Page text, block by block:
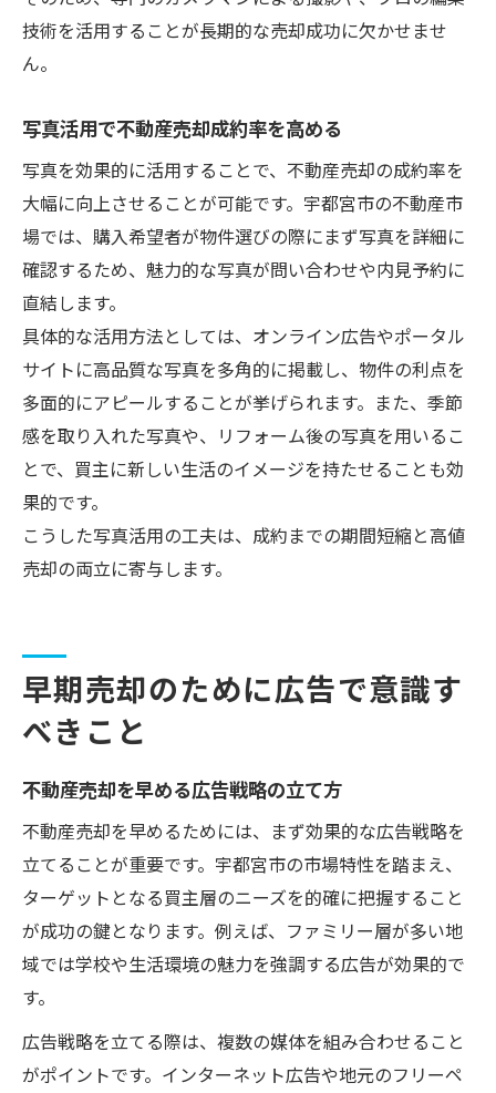
技術を活用することが長期的な売却成功に欠かせませ
ん。
写真活用で不動産売却成約率を高める
写真を効果的に活用することで、不動産売却の成約率を
大幅に向上させることが可能です。宇都宮市の不動産市
場では、購入希望者が物件選びの際にまず写真を詳細に
確認するため、魅力的な写真が問い合わせや内見予約に
直結します。
具体的な活用方法としては、オンライン広告やポータル
サイトに高品質な写真を多角的に掲載し、物件の利点を
多面的にアピールすることが挙げられます。また、季節
感を取り入れた写真や、リフォーム後の写真を用いるこ
とで、買主に新しい生活のイメージを持たせることも効
果的です。
こうした写真活用の工夫は、成約までの期間短縮と高値
売却の両立に寄与します。
早期売却のために広告で意識す
べきこと
不動産売却を早める広告戦略の立て方
不動産売却を早めるためには、まず効果的な広告戦略を
立てることが重要です。宇都宮市の市場特性を踏まえ、
ターゲットとなる買主層のニーズを的確に把握すること
が成功の鍵となります。例えば、ファミリー層が多い地
域では学校や生活環境の魅力を強調する広告が効果的で
す。
広告戦略を立てる際は、複数の媒体を組み合わせること
がポイントです。インターネット広告や地元のフリーペ